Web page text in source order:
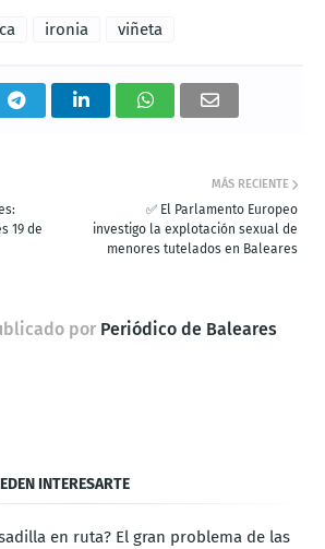
ironia viñeta
MÁS RECIENTE
✅ El Parlamento Europeo
investigo la explotación sexual de
menores tutelados en Baleares
19 de
por Periódico de Baleares
INTERESARTE
en ruta? El gran problema de las